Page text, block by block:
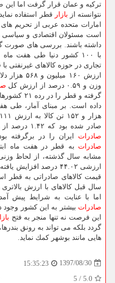
تركیه و عمان قرار گرفت اما این
نتوانسته از بازار قطر استفاده
امارات متحده عربی از تحریم
است مسئولان اقتصادی و سیاسی
داشته باشند. بررسی های صورت
با ۱۰۰ كشور دنیا طی هفت
وزن و ۰.۵۹ درصد از ارزش كل
گرفته و
صادر شده بود كه ۱.۴۲ درصد از وزن و ۰.۴۶ درصد از ارزش كل
صادرات ایران را در برگرفته
صادرات به قطر در هفت ماه
ارزشی ۴۴.۰۲ درصد
قیمت كالاهای صادراتی به
سال قبل كالاهای با ارزش
اما با عنایت به شرایط پیش
صادرات بیشتر به این كشور
این فرصت نه تنها منجر به فتح
گردد بلكه می تواند به رونق
هایی مانند بوشهر كمك نماید.
1397/08/30
15:35:23
5.0
/
5